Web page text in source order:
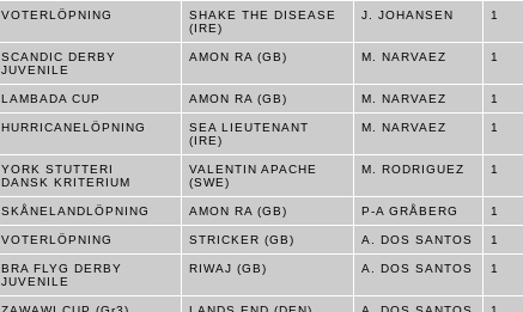
VOTERLÖPNING
SHAKE THE DISEASE
(IRE)
J. JOHANSEN 1
SCANDIC DERBY
JUVENILE
AMON RA (GB) M. NARVAEZ 1
LAMBADA CUP AMON RA (GB) M. NARVAEZ 1
HURRICANELÖPNING
SEA LIEUTENANT
(IRE)
M. NARVAEZ 1
YORK STUTTERI
DANSK KRITERIUM
VALENTIN APACHE
(SWE)
M. RODRIGUEZ 1
SKÅNELANDLÖPNING AMON RA (GB) P-A GRÅBERG 1
VOTERLÖPNING STRICKER (GB) A. DOS SANTOS 1
BRA FLYG DERBY
JUVENILE
RIWAJ (GB) A. DOS SANTOS 1